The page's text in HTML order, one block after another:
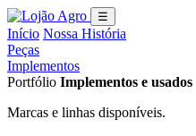
☰
Início Nossa História
Peças
Implementos
Portfólio Implementos e usados
Marcas e linhas disponíveis.